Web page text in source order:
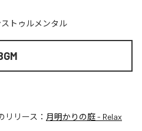
トゥルメンタル
リリース： 月明かりの庭 - Relax